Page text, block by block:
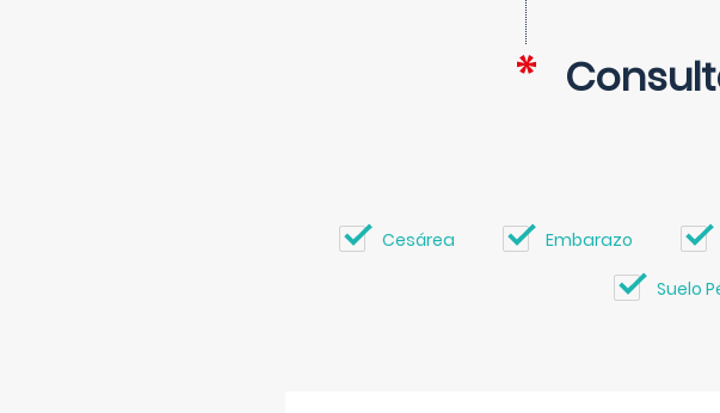
Cesárea Embarazo
Suelo